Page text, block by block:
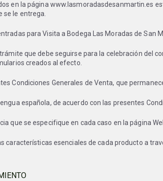
en la página www.lasmoradasdesanmartin.es
se le entrega.
para Visita a Bodega Las Moradas de
que debe seguirse para la celebración del
creados al efecto.
Condiciones Generales de Venta, que
española, de acuerdo con las presentes
que se especifique en cada caso en la página
características esenciales de cada producto a